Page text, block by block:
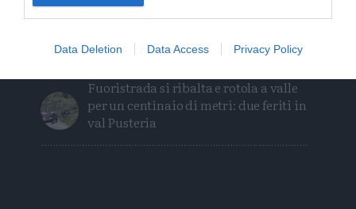
Data Deletion Data Access Privacy Policy
Enzo Grassi, latin lover e croupier da
diventare un film
Fuoristrada si ribalta e rotola a valle
per un centinaio di metri: due feriti in
val Pusteria